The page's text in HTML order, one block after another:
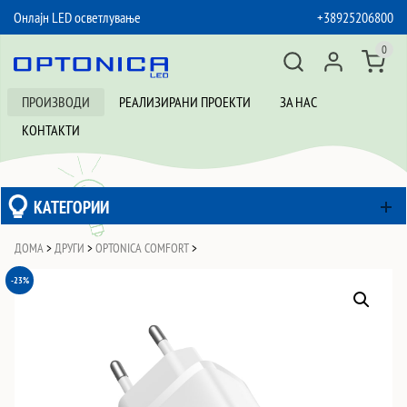
Онлајн LED осветлување
+38925206800
ПРОИЗВОДИ РЕАЛИЗИРАНИ ПРОЕКТИ
ЗА НАС
КОНТАКТИ
0
КАТЕГОРИИ
ДОМА > ДРУГИ >OPTONICA COMFORT>
-23%